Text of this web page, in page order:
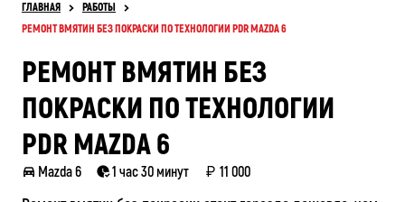
ГЛАВНАЯ
РАБОТЫ
РЕМОНТ ВМЯТИН БЕЗ ПОКРАСКИ ПО ТЕХНОЛОГИИ PDR MAZDA 6
РЕМОНТ ВМЯТИН БЕЗ
ПОКРАСКИ ПО ТЕХНОЛОГИИ
PDR MAZDA 6
Mazda 6 1 час 30 минут 11 000